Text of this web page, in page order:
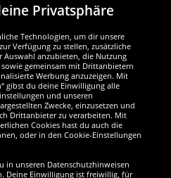
Privatsphäre
Technologien, um dir unsere
Verfügung zu stellen, zusätzliche
anzubieten, die Nutzung
gemeinsam mit Drittanbietern
Werbung anzuzeigen. Mit
gibst du deine Einwilligung alle
und unseren
Zwecke, einzusetzen und
Drittanbieter zu verarbeiten. Mit
Cookies hast du auch die
oder in den Cookie-Einstellungen
in unseren Datenschutzhinweisen
Deine Einwilligung ist freiwillig, für